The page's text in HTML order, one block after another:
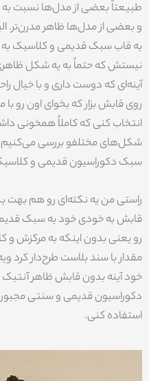
طبیعتاً بعضی از مدل‌ها نسبت به
و بعضی از مدل‌ها ظاهر مدرن‌تر.
یه قاب سبک قدیمی و کلاسیک به
نیستش که حتماً به یه شکل
آینه‌ای که دوست داری و با خیال
روی قابش بزار که بخوای اون رو
انتخاب کنی که کاملاً همخونی
شکل‌های مختلفو بررسی
سبک دکوراسیون قدیمی و کلاسیک
راستی من یه نکته‌ای رو هم بهت
قابش به خودی خود یه سبک
رو یعنی بدون اینکه به مرکزش و
مقدار با سند بلاست طرح‌دار کرد
خود آینه بدون قابش ظاهر
دکوراسیون قدیمی و سنتی
استفاده کنی.